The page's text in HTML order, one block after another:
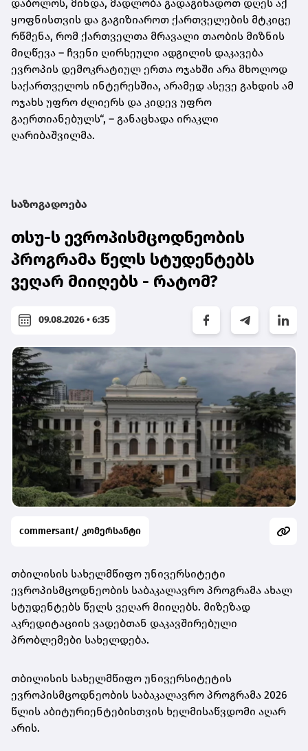
დაბოლოს, მინდა, მადლობა გადაგიხადოთ დღეს აქ
ყოფნისთვის და გაგიზიაროთ ქართველების მტკიცე
რწმენა, რომ ქართველთა მრავალი თაობის მიზნის
მიღწევა – ჩვენი ღირსეული ადგილის დაკავება
ევროპის დემოკრატიულ ერთა ოჯახში არა მხოლოდ
საქართველოს ინტერესშია, არამედ ასევე გახდის ამ
ოჯახს უფრო ძლიერს და კიდევ უფრო
გაერთიანებულს“, – განაცხადა ირაკლი
ღარიბაშვილმა.
საზოგადოება
თსუ-ს ევროპისმცოდნეობის
პროგრამა წელს სტუდენტებს
ვეღარ მიიღებს - რატომ?
09.08.2026 • 6:35
commersant/ კომერსანტი
თბილისის სახელმწიფო უნივერსიტეტი
ევროპისმცოდნეობის საბაკალავრო პროგრამა ახალ
სტუდენტებს წელს ვეღარ მიიღებს. მიზეზად
აკრედიტაციის ვადებთან დაკავშირებული
პრობლემები სახელდება.
თბილისის სახელმწიფო უნივერსიტეტის
ევროპისმცოდნეობის საბაკალავრო პროგრამა 2026
წლის აბიტურიენტებისთვის ხელმისაწვდომი აღარ
არის.